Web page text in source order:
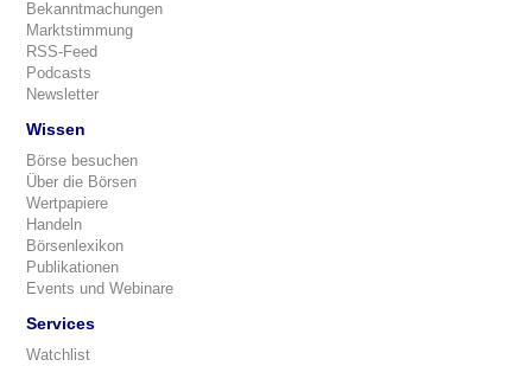
Bekanntmachungen
Marktstimmung
RSS-Feed
Podcasts
Newsletter
Wissen
Börse besuchen
Über die Börsen
Wertpapiere
Handeln
Börsenlexikon
Publikationen
Events und Webinare
Services
Watchlist